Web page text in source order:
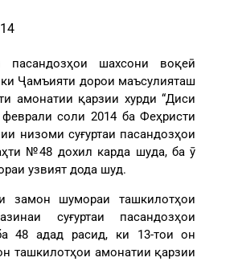
пасандозҳои шахсони воқеӣ
Ҷамъияти дорои маъсулияташ
амонатии қарзии хурди “Диси
соли 2014 ба Феҳристи
низоми суғуртаи пасандозҳои
№48 дохил карда шуда, ба ӯ
узвият дода шуд.
замон шумораи ташкилотҳои
суғуртаи пасандозҳои
48 адад расид, ки 13-тои он
ташкилотҳои амонатии қарзии